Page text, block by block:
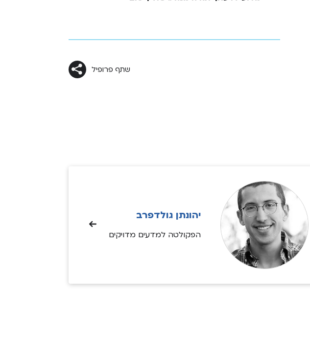
שתף פרופיל
יהונתן גולדפרב
הפקולטה למדעים מדויקים